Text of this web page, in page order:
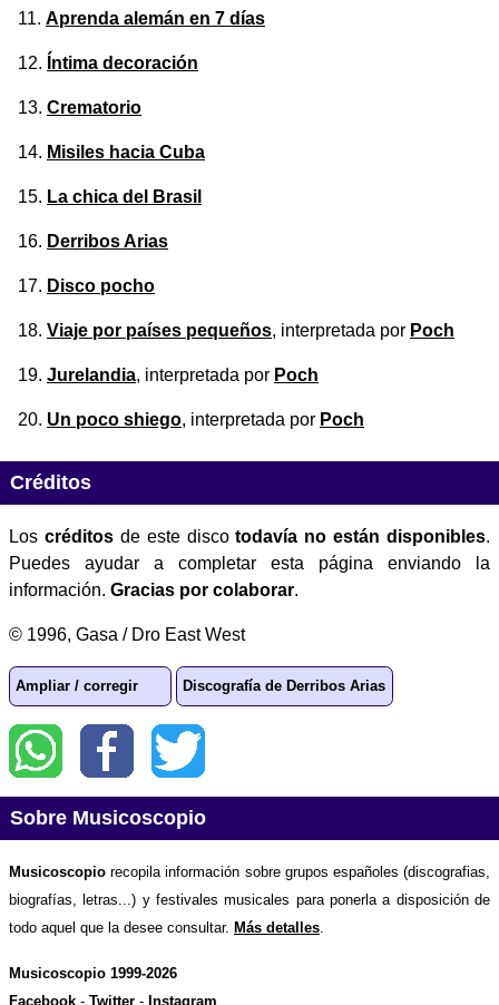
Aprenda alemán en 7 días
Íntima decoración
Crematorio
Misiles hacia Cuba
La chica del Brasil
Derribos Arias
Disco pocho
Viaje por países pequeños, interpretada por Poch
Jurelandia, interpretada por Poch
Un poco shiego, interpretada por Poch
Créditos
Los créditosde este discotodavía no están disponibles.
Puedes ayudar a completar esta página enviando la
información. Gracias por colaborar.
© 1996, Gasa / Dro East West
Ampliar / corregir Discografía de Derribos Arias
Sobre Musicoscopio
Musicoscopio recopila información sobre grupos españoles (discografias,
biografías, letras...) y festivales musicales para ponerla a disposición de
todo aquel que la desee consultar. Más detalles.
Musicoscopio 1999-2026
Facebook - Twitter - Instagram